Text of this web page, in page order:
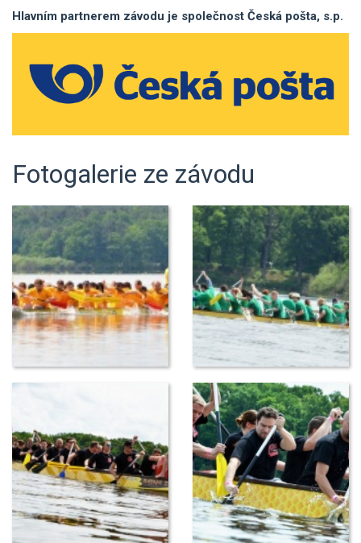
Hlavním partnerem závodu je společnost Česká pošta, s.p.
Fotogalerie ze závodu